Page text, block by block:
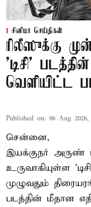
சினிமா செய்திகள்
ரிலீஸுக்கு
'டிசி'
வெளியிட்ட
Published on: 06 Aug
சென்னை,
இயக்குநர் அருண்
உருவாகியுள்ள
முழுவதும்
படத்தின் மீதான